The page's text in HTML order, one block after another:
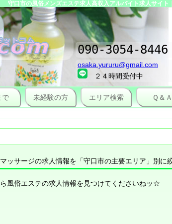
守口市の風俗メンズエステ求人高収入アルバイト求人サイト
090-3054-8446
osaka.yururu@gmail.com
２４時間受付中
で 未経験の方 エリア検索 Ｑ＆Ａ
サージの求人情報を「守口市の主要エリア」別に
風俗エステの求人情報を見つけてくださいねッ☆